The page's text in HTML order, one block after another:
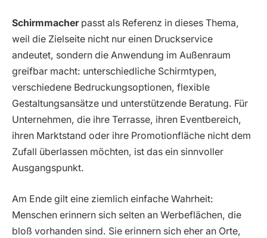
Schirmmacherpasst als Referenz in dieses Thema,
weil die Zielseite nicht nur einen Druckservice
andeutet, sondern die Anwendung im Außenraum
greifbar macht: unterschiedliche Schirmtypen,
verschiedene Bedruckungsoptionen, flexible
Gestaltungsansätze und unterstützende Beratung. Für
Unternehmen, die ihre Terrasse, ihren Eventbereich,
ihren Marktstand oder ihre Promotionfläche nicht dem
Zufall überlassen möchten, ist das ein sinnvoller
Ausgangspunkt.
Am Ende gilt eine ziemlich einfache Wahrheit:
Menschen erinnern sich selten an Werbeflächen, die
bloß vorhanden sind. Sie erinnern sich eher an Orte,